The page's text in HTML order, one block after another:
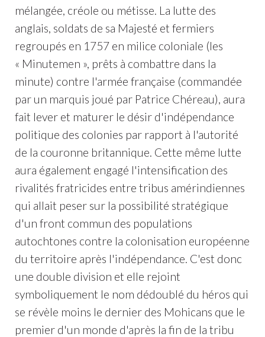
mélangée, créole ou métisse. La lutte des
anglais, soldats de sa Majesté et fermiers
regroupés en 1757 en milice coloniale (les
« Minutemen », prêts à combattre dans la
minute) contre l'armée française (commandée
par un marquis joué par Patrice Chéreau), aura
fait lever et maturer le désir d'indépendance
politique des colonies par rapport à l'autorité
de la couronne britannique. Cette même lutte
aura également engagé l'intensification des
rivalités fratricides entre tribus amérindiennes
qui allait peser sur la possibilité stratégique
d'un front commun des populations
autochtones contre la colonisation européenne
du territoire après l'indépendance. C'est donc
une double division et elle rejoint
symboliquement le nom dédoublé du héros qui
se révèle moins le dernier des Mohicans que le
premier d'un monde d'après la fin de la tribu